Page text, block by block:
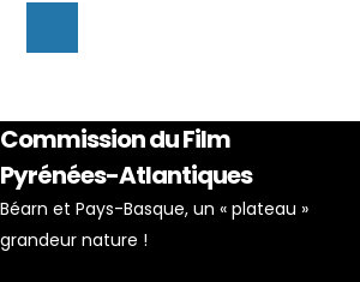
Commission du Film
Pyrénées-Atlantiques
Béarn et Pays-Basque, un « plateau »
grandeur nature !